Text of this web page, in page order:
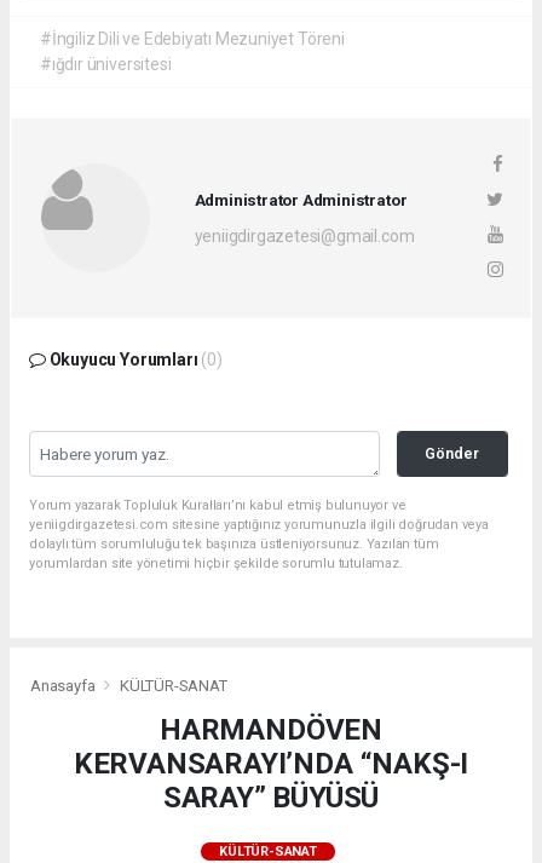
#İngiliz Dili ve Edebiyatı Mezuniyet Töreni
#ığdır üniversitesi
Administrator Administrator
yeniigdirgazetesi@gmail.com
Okuyucu Yorumları (0)
Gönder
Yorum yazarak Topluluk Kuralları’nı kabul etmiş bulunuyor ve
yeniigdirgazetesi.com sitesine yaptığınız yorumunuzla ilgili doğrudan veya
dolaylı tüm sorumluluğu tek başınıza üstleniyorsunuz. Yazılan tüm
yorumlardan site yönetimi hiçbir şekilde sorumlu tutulamaz.
Anasayfa KÜLTÜR-SANAT
HARMANDÖVEN
KERVANSARAYI’NDA “NAKŞ-I
SARAY” BÜYÜSÜ
KÜLTÜR-SANAT